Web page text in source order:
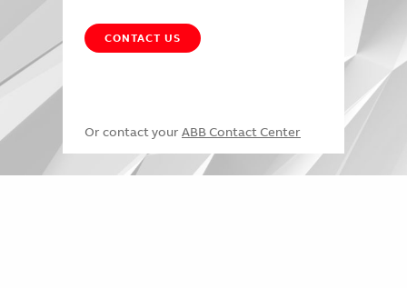
CONTACT US
Or contact your ABB Contact Center